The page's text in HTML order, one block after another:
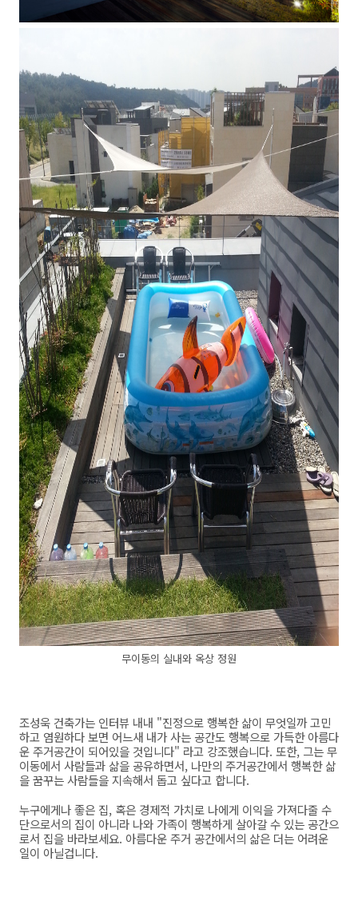
무이동의 실내와 옥상 정원
조성욱 건축가는 인터뷰 내내 "진정으로 행복한 삶이 무엇일까 고민
하고 염원하다 보면 어느새 내가 사는 공간도 행복으로 가득한 아름다
운 주거공간이 되어있을 것입니다" 라고 강조했습니다. 또한, 그는 무
이동에서 사람들과 삶을 공유하면서, 나만의 주거공간에서 행복한 삶
을 꿈꾸는 사람들을 지속해서 돕고 싶다고 합니다.
누구에게나 좋은 집, 혹은 경제적 가치로 나에게 이익을 가져다줄 수
단으로서의 집이 아니라 나와 가족이 행복하게 살아갈 수 있는 공간으
로서 집을 바라보세요. 아름다운 주거 공간에서의 삶은 더는 어려운
일이 아닐겁니다.